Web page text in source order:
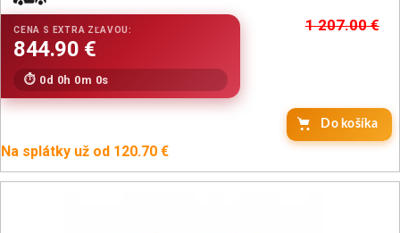
1 207.00€
0d 0h 0m 0s
Na splátky už od 120.70 €